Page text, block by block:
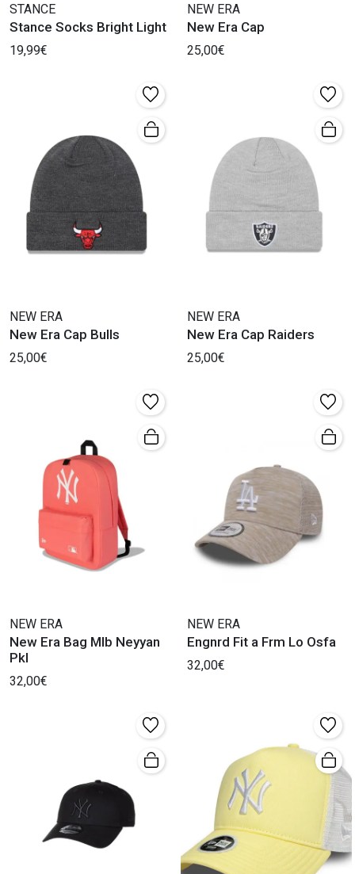
STANCE
Stance Socks Bright Light
19,99€
NEW ERA
New Era Cap
25,00€
NEW ERA
New Era Cap Bulls
25,00€
NEW ERA
New Era Cap Raiders
25,00€
NEW ERA
New Era Bag Mlb Neyyan
Pkl
32,00€
NEW ERA
Engnrd Fit a Frm Lo Osfa
32,00€